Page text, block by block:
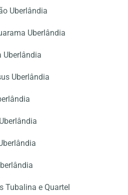
Uberlândia
Uberlândia
Uberlândia
Uberlândia
Tubalina e Quartel